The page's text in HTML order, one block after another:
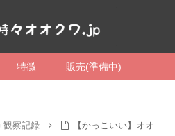
特徴 販売(準備中)
観察記録
【かっこいい】オオ